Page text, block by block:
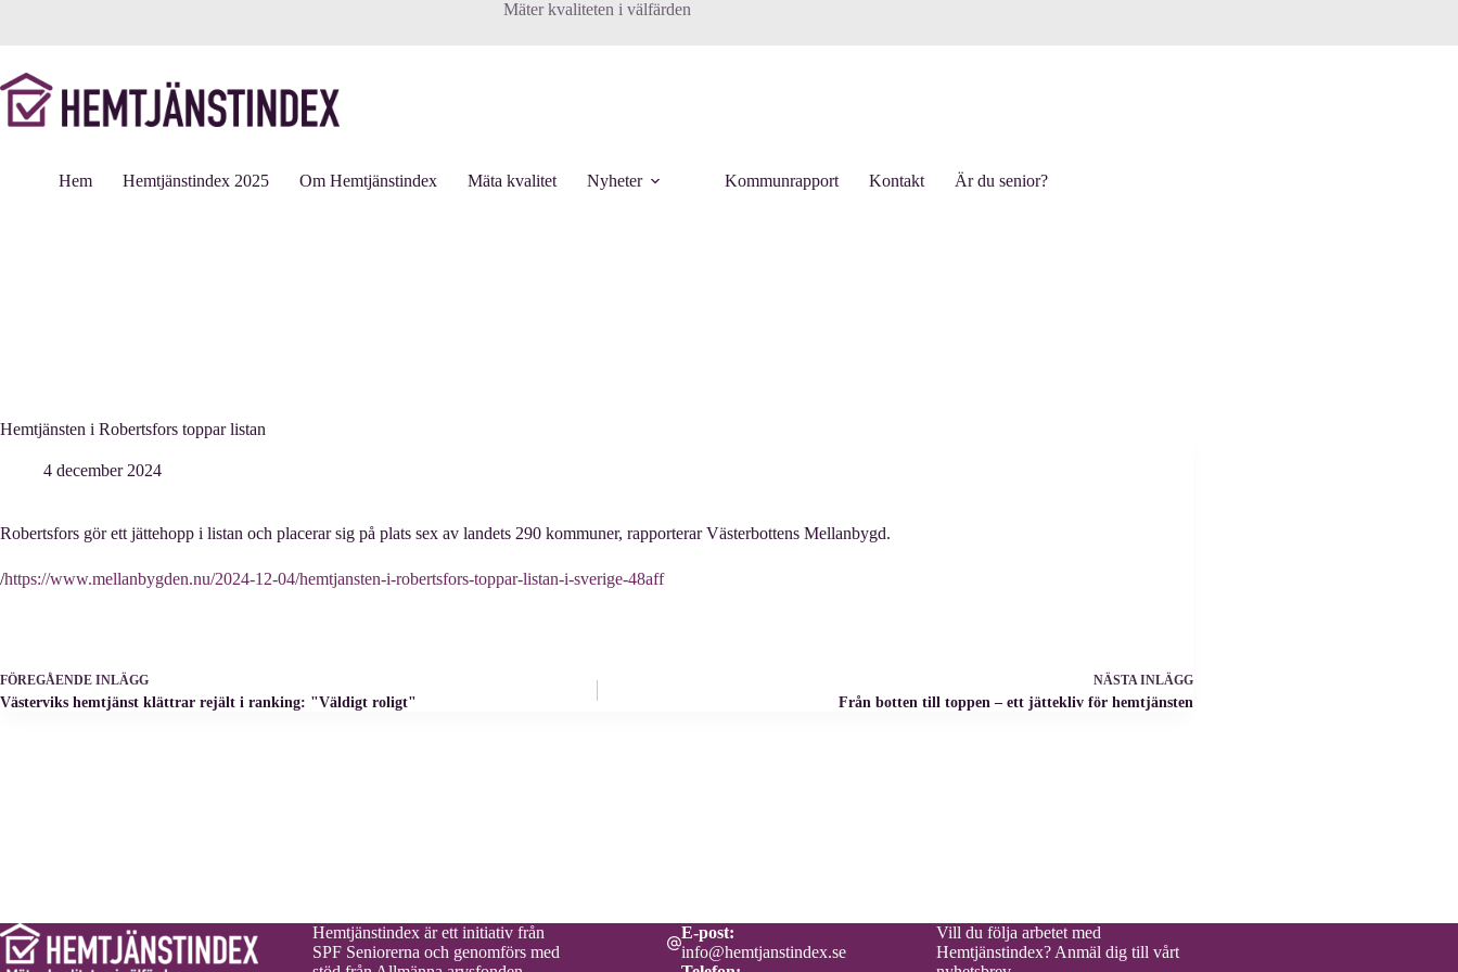
Mäter kvaliteten i välfärden
Hem Hemtjänstindex 2025 Om Hemtjänstindex Mäta kvalitet Nyheter Kommunrapport Kontakt Är du senior?
Hemtjänsten i Robertsfors toppar listan
4 december 2024
Robertsfors gör ett jättehopp i listan och placerar sig på plats sex av landets 290 kommuner, rapporterar Västerbottens Mellanbygd.
/https://www.mellanbygden.nu/2024-12-04/hemtjansten-i-robertsfors-toppar-listan-i-sverige-48aff
FÖREGÅENDE INLÄGG
Västerviks hemtjänst klättrar rejält i ranking: "Väldigt roligt"
NÄSTAINLÄGG
Från botten till toppen – ett jättekliv för hemtjänsten
Hemtjänstindex är ett initiativ från
SPF Seniorerna och genomförs med
E-post:
info@hemtjanstindex.se
Vill du följa arbetet med
Hemtjänstindex?Anmäl dig till vårt